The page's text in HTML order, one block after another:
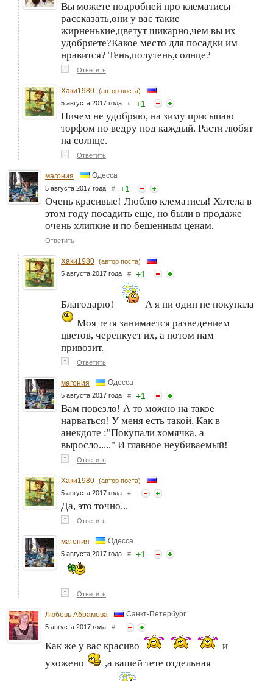
Вы можете подробней про клематисы
рассказать,они у вас такие
жирненькие,цветут шикарно,чем вы их
удобряете?Какое место для посадки им
нравится? Тень,полутень,солнце?
↑ Ответить
Хаки1980 (автор поста)
5 августа 2017 года # +1
Ничем не удобряю, на зиму присыпаю
торфом по ведру под каждый. Расти любят
на солнце.
↑ Ответить
магония Одесса
5 августа 2017 года # +1
Очень красивые! Люблю клематисы! Хотела в
этом году посадить еще, но были в продаже
очень хлипкие и по бешенным ценам.
Ответить
Хаки1980 (автор поста)
5 августа 2017 года # +1
Благодарю!
А я ни один не покупала
Моя тетя занимается разведением
цветов, черенкует их, а потом нам
привозит.
↑ Ответить
магония Одесса
5 августа 2017 года # +1
Вам повезло! А то можно на такое
нарваться! У меня есть такой. Как в
анекдоте :"Покупали хомячка, а
выросло....." И главное неубиваемый!
↑ Ответить
Хаки1980 (автор поста)
5 августа 2017 года #
Да, это точно...
↑ Ответить
магония Одесса
5 августа 2017 года # +1
↑ Ответить
Любовь Абрамова Санкт-Петербург
5 августа 2017 года #
Как же у вас красиво
и
ухожено
,а вашей тете отдельная